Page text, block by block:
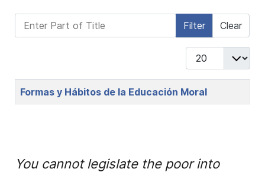
Enter Part of Title Filter Clear
Display #
Title
Formas y Hábitos de la Educación Moral
You cannot legislate the poor into